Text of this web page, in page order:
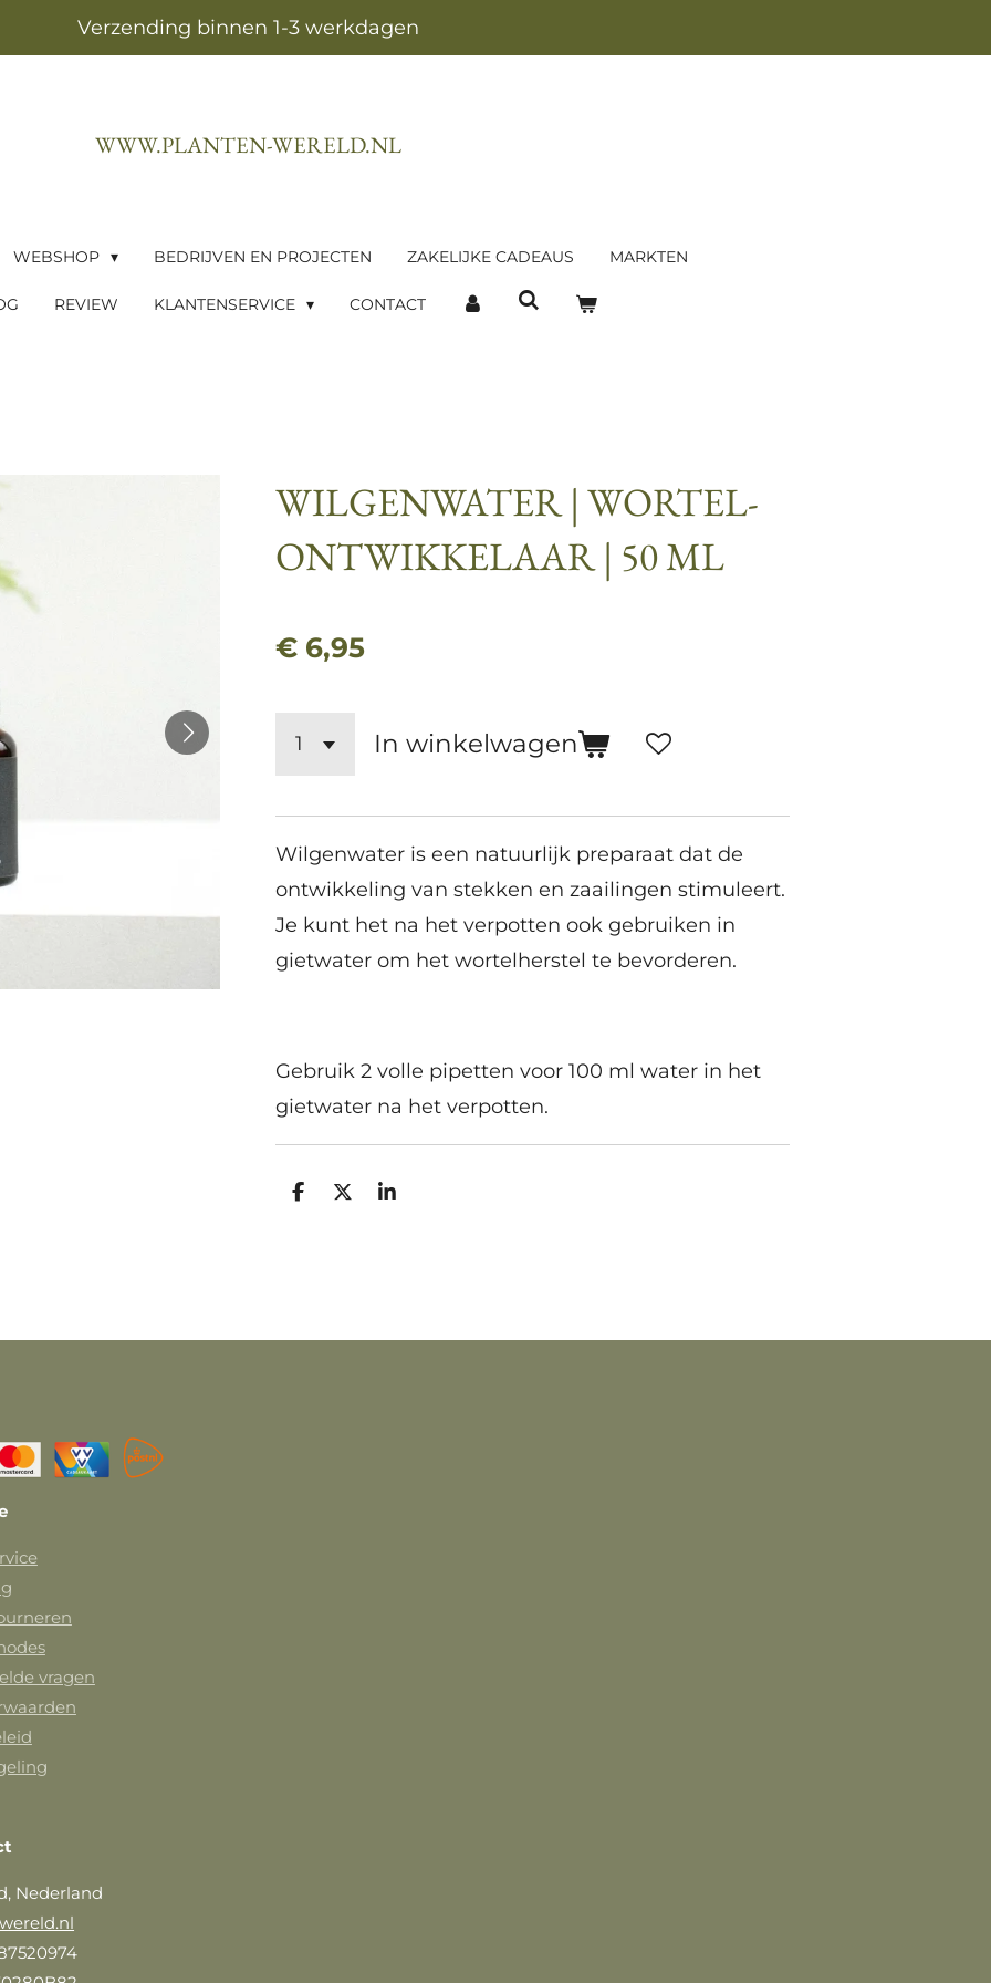
Verzending binnen 1-3 werkdagen
WWW.PLANTEN-WERELD.NL
WEBSHOP BEDRIJVEN EN PROJECTEN ZAKELIJKE CADEAUS MARKTEN
REVIEW KLANTENSERVICE CONTACT
WILGENWATER | WORTEL-
ONTWIKKELAAR | 50 ML
€ 6,95
In winkelwagen
Wilgenwater is een natuurlijk preparaat dat de
ontwikkeling van stekken en zaailingen stimuleert.
Je kunt het na het verpotten ook gebruiken in
gietwater om het wortelherstel te bevorderen.
Gebruik 2 volle pipetten voor 100 ml water in het
gietwater na het verpotten.
D
D
S
vragen
Nederland